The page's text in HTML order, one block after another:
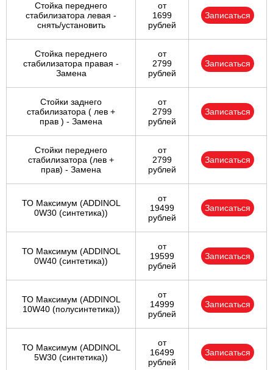
Стойка переднего
стабилизатора левая -
снять/установить
от
1699
рублей
Записаться
Стойка переднего
стабилизатора правая -
Замена
от
2799
рублей
Записаться
Стойки заднего
стабилизатора ( лев +
прав ) - Замена
от
2799
рублей
Записаться
Стойки переднего
стабилизатора (лев +
прав) - Замена
от
2799
рублей
Записаться
ТО Максимум (ADDINOL
0W30 (синтетика))
от
19499
рублей
Записаться
ТО Максимум (ADDINOL
0W40 (синтетика))
от
19599
рублей
Записаться
ТО Максимум (ADDINOL
10W40 (полусинтетика))
от
14999
рублей
Записаться
ТО Максимум (ADDINOL
5W30 (синтетика))
от
16499
рублей
Записаться